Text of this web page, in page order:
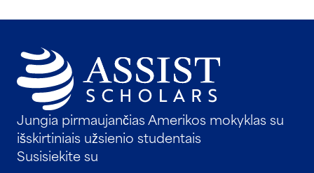
Jungia pirmaujančias Amerikos mokyklas su
išskirtiniais užsienio studentais
Susisiekite su